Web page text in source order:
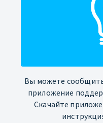
Вы можете
приложение
Скачайте